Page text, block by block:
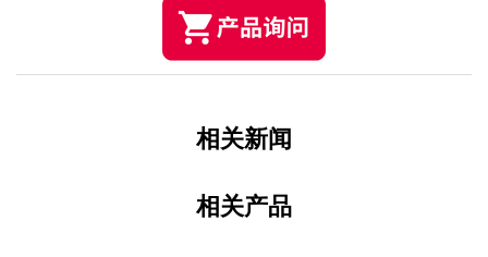
相关新闻
相关产品